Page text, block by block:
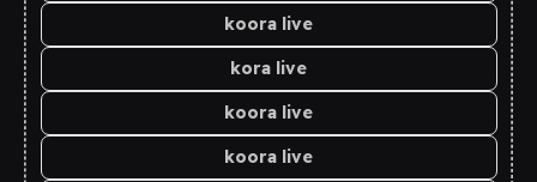
koora live
kora live
koora live
koora live